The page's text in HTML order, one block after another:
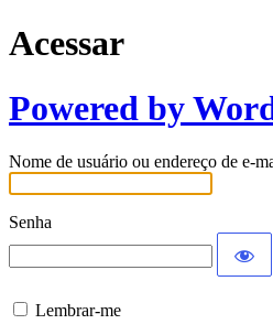
Acessar
Powered by
Nome de usuário ou endereço de e-
Senha
Lembrar-me